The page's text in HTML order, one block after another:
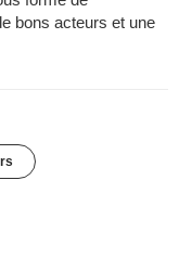
bons acteurs et une